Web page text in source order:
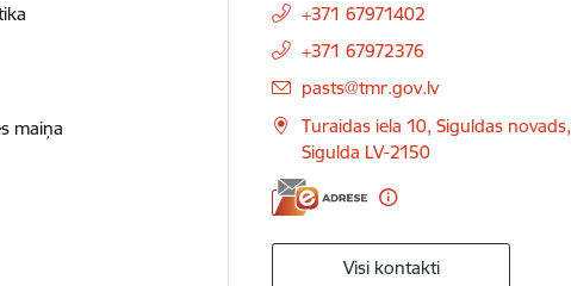
maiņa
+371 67971402
+371 67972376
E-pasts:
pasts@tmr.gov.lv
Turaidas iela 10, Siguldas novads,
Sigulda LV-2150
Visi kontakti